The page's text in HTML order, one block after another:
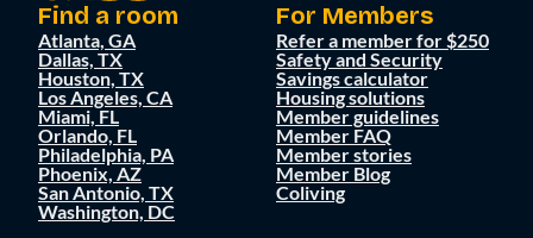
Find a room
Atlanta, GA
Dallas, TX
Houston, TX
Los Angeles, CA
Miami, FL
Orlando, FL
Philadelphia, PA
Phoenix, AZ
San Antonio, TX
Washington, DC
For Members
Refer a member for $250
Safety and Security
Savings calculator
Housing solutions
Member guidelines
Member FAQ
Member stories
Member Blog
Coliving